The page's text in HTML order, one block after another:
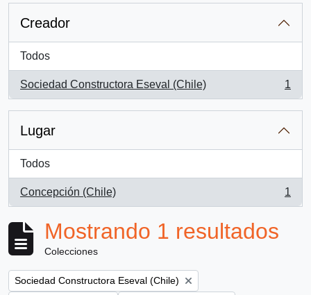
Creador
Todos
Sociedad Constructora Eseval (Chile)
, 1 resultados
1
Lugar
Todos
Concepción (Chile)
, 1 resultados
1
Mostrando 1 resultados
Colecciones
Remove filter:
Sociedad Constructora Eseval (Chile)